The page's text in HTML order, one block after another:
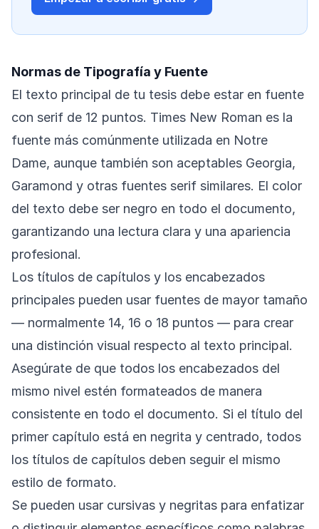
Normas de Tipografía y Fuente
El texto principal de tu tesis debe estar en fuente
con serif de 12 puntos. Times New Roman es la
fuente más comúnmente utilizada en Notre
Dame, aunque también son aceptables Georgia,
Garamond y otras fuentes serif similares. El color
del texto debe ser negro en todo el documento,
garantizando una lectura clara y una apariencia
profesional.
Los títulos de capítulos y los encabezados
principales pueden usar fuentes de mayor tamaño
— normalmente 14, 16 o 18 puntos — para crear
una distinción visual respecto al texto principal.
Asegúrate de que todos los encabezados del
mismo nivel estén formateados de manera
consistente en todo el documento. Si el título del
primer capítulo está en negrita y centrado, todos
los títulos de capítulos deben seguir el mismo
estilo de formato.
Se pueden usar cursivas y negritas para enfatizar